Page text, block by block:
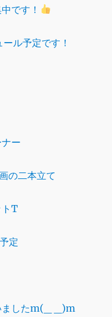
です！
ル予定です！
ー
の二本立て
トT
定
ましたm(_ _)m